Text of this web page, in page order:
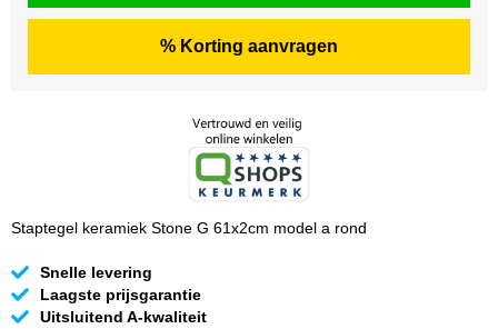
% Korting aanvragen
Staptegel keramiek Stone G 61x2cm model a rond
Snelle levering
Laagste prijsgarantie
Uitsluitend A-kwaliteit